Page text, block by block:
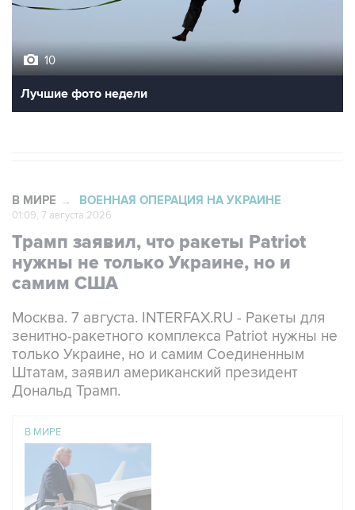
10
Лучшие фото недели
В МИРЕ → ВОЕННАЯ ОПЕРАЦИЯ НА УКРАИНЕ
01:09, 7 августа 2026
Трамп заявил, что ракеты Patriot
нужны не только Украине, но и
самим США
Москва. 7 августа. INTERFAX.RU - Ракеты для
зенитно-ракетного комплекса Patriot нужны не
только Украине, но и самим Соединенным
Штатам, заявил американский президент
Дональд Трамп.
В МИРЕ